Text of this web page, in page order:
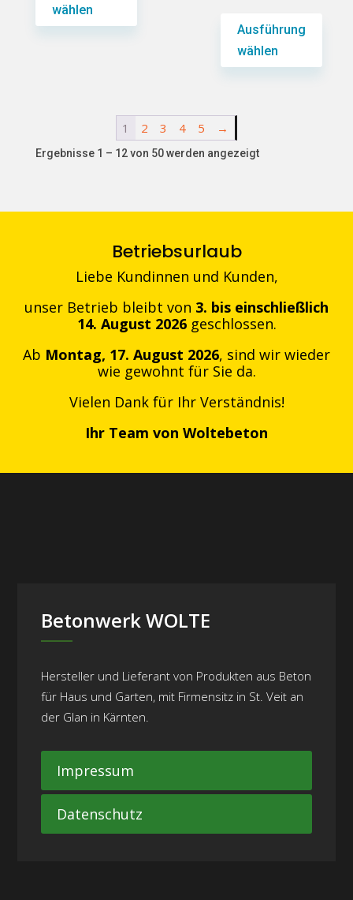
Ausführung
wählen
weist
mehrere
Varianten
können
auf
der
Produktseite
gewählt
wählen
Die
gewählt
werden
Optionen
können
auf
1 2 3 4 5 →
Ergebnisse 1 – 12 von 50 werden angezeigt
Betriebsurlaub
Liebe Kundinnen und Kunden,
unser Betrieb bleibt von 3. bis einschließlich
14. August 2026geschlossen.
Ab Montag, 17. August 2026, sind wir wieder
wie gewohnt für Sie da.
Vielen Dank für Ihr Verständnis!
Ihr Team von Woltebeton
Betonwerk WOLTE
Hersteller und Lieferant von Produkten aus Beton
für Haus und Garten, mit Firmensitz in St. Veit an
der Glan in Kärnten.
Impressum
Datenschutz